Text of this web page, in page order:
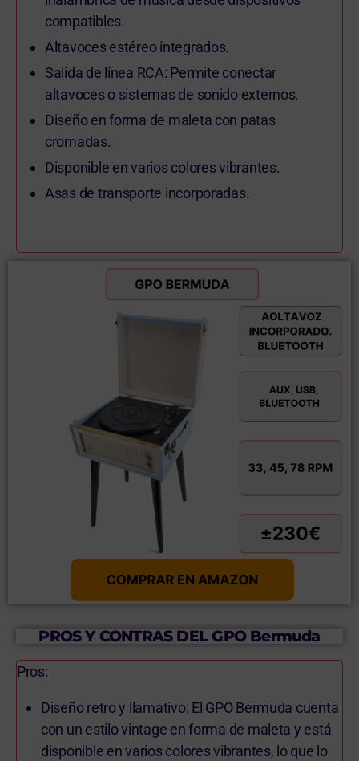
compatibles.
Altavoces estéreo integrados.
Salida de línea RCA: Permite conectar
altavoces o sistemas de sonido externos.
Diseño en forma de maleta con patas
cromadas.
Disponible en varios colores vibrantes.
Asas de transporte incorporadas.
PROS Y CONTRAS DEL GPO Bermuda
Pros:
Diseño retro y llamativo: El GPO Bermuda cuenta
con un estilo vintage en forma de maleta y está
disponible en varios colores vibrantes, lo que lo